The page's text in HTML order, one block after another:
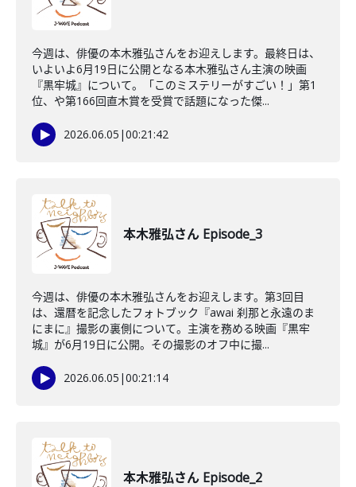
今週は、俳優の本木雅弘さんをお迎えします。最終日は、
いよいよ6月19日に公開となる本木雅弘さん主演の映画
『黒牢城』について。「このミステリーがすごい！」第1
位、や第166回直木賞を受賞で話題になった傑...
2026.06.05 |00:21:42
本木雅弘さん Episode_3
今週は、俳優の本木雅弘さんをお迎えします。第3回目
は、還暦を記念したフォトブック『awai 刹那と永遠のま
にまに』撮影の裏側について。主演を務める映画『黒牢
城』が6月19日に公開。その撮影のオフ中に撮...
2026.06.05 |00:21:14
本木雅弘さん Episode_2